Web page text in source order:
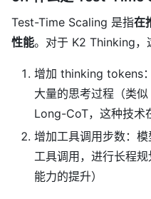
Test-Time Scaling 是指在
性能。对于 K2 Thinking，
增加 thinking tokens
大量的思考过程（类
Long-CoT，这种技术
增加工具调用步数：
工具调用，进行长程
能力的提升）